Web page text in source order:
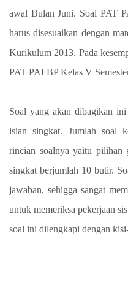
awal Bulan Juni. Soal PAT
harus disesuaikan dengan
Kurikulum 2013. Pada
PAT PAI BP Kelas V
Soal yang akan dibagikan
isian singkat. Jumlah soal
rincian soalnya yaitu pilihan
singkat berjumlah 10 butir.
jawaban, sehigga sangat
untuk memeriksa pekerjaan
soal ini dilengkapi dengan